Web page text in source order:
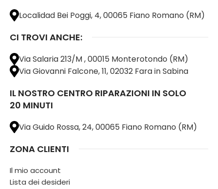
Localidad Bei Poggi, 4, 00065 Fiano Romano (RM)
CI TROVI ANCHE:
Via Salaria 213/M , 00015 Monterotondo (RM)
Via Giovanni Falcone, 11, 02032 Fara in Sabina
IL NOSTRO CENTRO RIPARAZIONI IN SOLO
20 MINUTI
Via Guido Rossa, 24, 00065 Fiano Romano (RM)
ZONA CLIENTI
Il mio account
Lista dei desideri